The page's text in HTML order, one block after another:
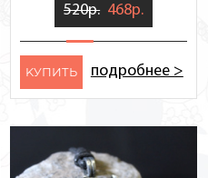
520р. 468р.
KУПИТЬ подробнее >